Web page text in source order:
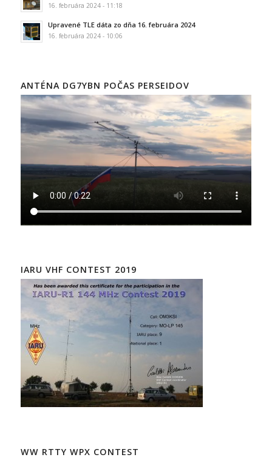
16. februára 2024 - 11:18
Upravené TLE dáta zo dňa 16. februára 2024
16. februára 2024 - 10:06
ANTÉNA DG7YBN POČAS PERSEIDOV
IARU VHF CONTEST 2019
WW RTTY WPX CONTEST